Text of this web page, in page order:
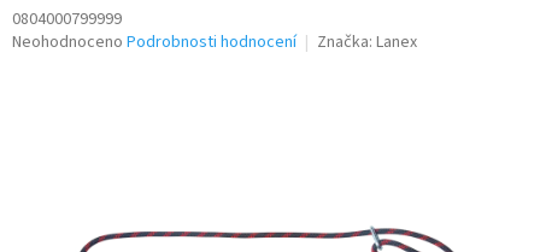
0804000799999
Průměrné
Neohodnoceno Podrobnosti hodnocení Značka: Lanex